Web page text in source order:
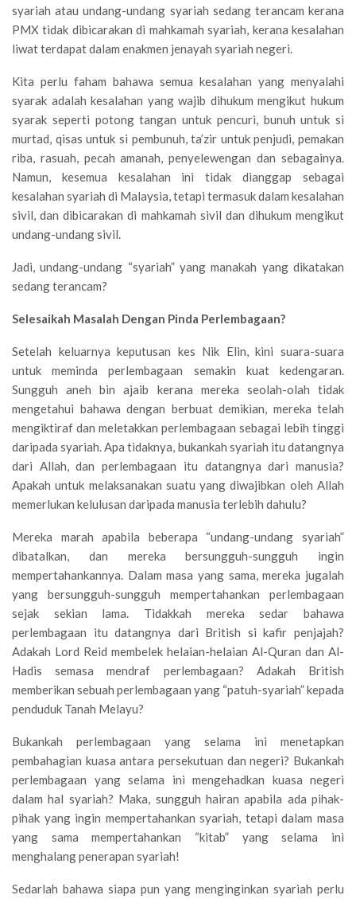
syariah atau undang-undang syariah sedang terancam kerana
PMX tidak dibicarakan di mahkamah syariah, kerana kesalahan
liwat terdapat dalam enakmen jenayah syariah negeri.
Kita perlu faham bahawa semua kesalahan yang menyalahi
syarak adalah kesalahan yang wajib dihukum mengikut hukum
syarak seperti potong tangan untuk pencuri, bunuh untuk si
murtad, qisas untuk si pembunuh, ta’zir untuk penjudi, pemakan
riba, rasuah, pecah amanah, penyelewengan dan sebagainya.
Namun, kesemua kesalahan ini tidak dianggap sebagai
kesalahan syariah di Malaysia, tetapi termasuk dalam kesalahan
sivil, dan dibicarakan di mahkamah sivil dan dihukum mengikut
undang-undang sivil.
Jadi, undang-undang “syariah” yang manakah yang dikatakan
sedang terancam?
Selesaikah Masalah Dengan Pinda Perlembagaan?
Setelah keluarnya keputusan kes Nik Elin, kini suara-suara
untuk meminda perlembagaan semakin kuat kedengaran.
Sungguh aneh bin ajaib kerana mereka seolah-olah tidak
mengetahui bahawa dengan berbuat demikian, mereka telah
mengiktiraf dan meletakkan perlembagaan sebagai lebih tinggi
daripada syariah. Apa tidaknya, bukankah syariah itu datangnya
dari Allah, dan perlembagaan itu datangnya dari manusia?
Apakah untuk melaksanakan suatu yang diwajibkan oleh Allah
memerlukan kelulusan daripada manusia terlebih dahulu?
Mereka marah apabila beberapa “undang-undang syariah”
dibatalkan, dan mereka bersungguh-sungguh ingin
mempertahankannya. Dalam masa yang sama, mereka jugalah
yang bersungguh-sungguh mempertahankan perlembagaan
sejak sekian lama. Tidakkah mereka sedar bahawa
perlembagaan itu datangnya dari British si kafir penjajah?
Adakah Lord Reid membelek helaian-helaian Al-Quran dan Al-
Hadis semasa mendraf perlembagaan? Adakah British
memberikan sebuah perlembagaan yang “patuh-syariah” kepada
penduduk Tanah Melayu?
Bukankah perlembagaan yang selama ini menetapkan
pembahagian kuasa antara persekutuan dan negeri? Bukankah
perlembagaan yang selama ini mengehadkan kuasa negeri
dalam hal syariah? Maka, sungguh hairan apabila ada pihak-
pihak yang ingin mempertahankan syariah, tetapi dalam masa
yang sama mempertahankan “kitab” yang selama ini
menghalang penerapan syariah!
Sedarlah bahawa siapa pun yang menginginkan syariah perlu